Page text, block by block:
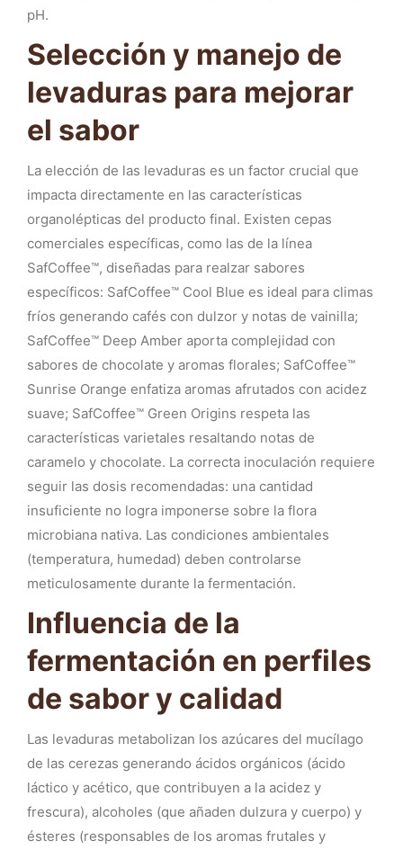
pH.
Selección y manejo de
levaduras para mejorar
el sabor
La elección de las levaduras es un factor crucial que
impacta directamente en las características
organolépticas del producto final. Existen cepas
comerciales específicas, como las de la línea
SafCoffee™, diseñadas para realzar sabores
específicos: SafCoffee™ Cool Blue es ideal para climas
fríos generando cafés con dulzor y notas de vainilla;
SafCoffee™ Deep Amber aporta complejidad con
sabores de chocolate y aromas florales; SafCoffee™
Sunrise Orange enfatiza aromas afrutados con acidez
suave; SafCoffee™ Green Origins respeta las
características varietales resaltando notas de
caramelo y chocolate. La correcta inoculación requiere
seguir las dosis recomendadas: una cantidad
insuficiente no logra imponerse sobre la flora
microbiana nativa. Las condiciones ambientales
(temperatura, humedad) deben controlarse
meticulosamente durante la fermentación.
Influencia de la
fermentación en perfiles
de sabor y calidad
Las levaduras metabolizan los azúcares del mucílago
de las cerezas generando ácidos orgánicos (ácido
láctico y acético, que contribuyen a la acidez y
frescura), alcoholes (que añaden dulzura y cuerpo) y
ésteres (responsables de los aromas frutales y